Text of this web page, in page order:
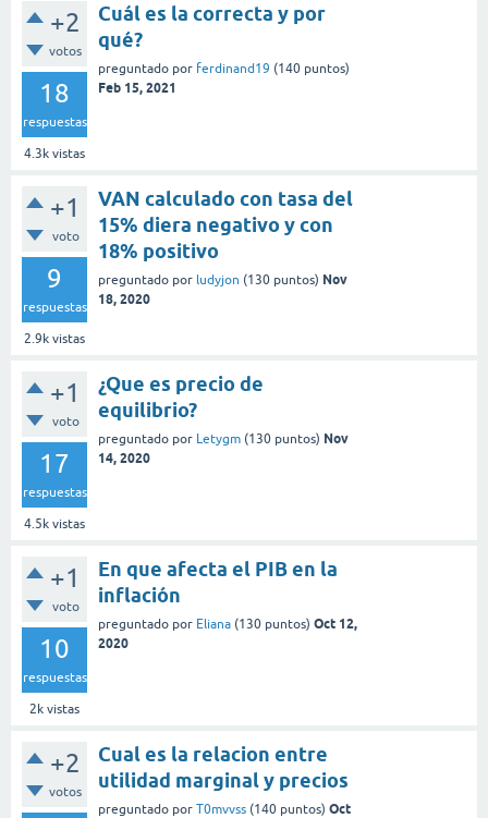
+2
votos
18
respuestas
4.3k vistas
Cuál es la correcta y por
qué?
preguntado por ferdinand19 (140 puntos)
Feb 15, 2021
+1
voto
9
respuestas
2.9k vistas
VAN calculado con tasa del
15% diera negativo y con
18% positivo
preguntado por ludyjon (130 puntos) Nov
18, 2020
+1
voto
17
respuestas
4.5k vistas
¿Que es precio de
equilibrio?
preguntado por Letygm (130 puntos) Nov
14, 2020
+1
voto
10
respuestas
2k vistas
En que afecta el PIB en la
inflación
preguntado por Eliana (130 puntos) Oct 12,
2020
+2
votos
Cual es la relacion entre
utilidad marginal y precios
preguntado por T0mvvss (140 puntos) Oct